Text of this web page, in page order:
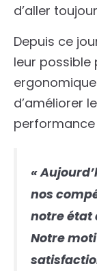
d’aller
Depuis ce
leur possible
d’améliorer
«
nos
notre état
Notre